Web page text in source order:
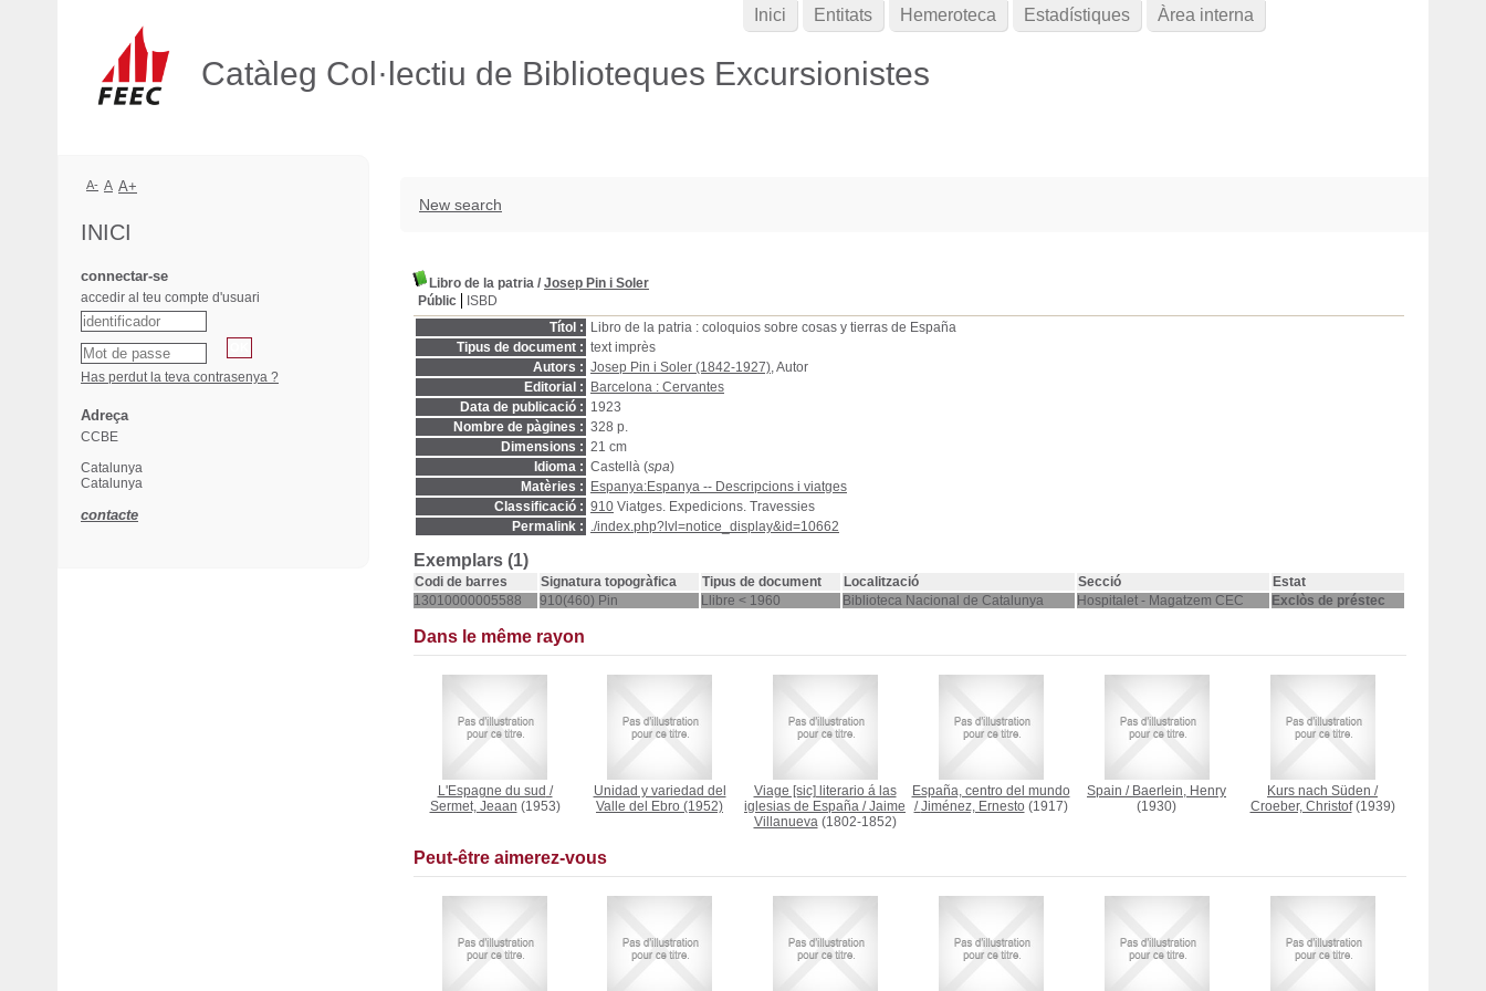
Catàleg Col·lectiu de Biblioteques Excursionistes
New search
Libro de la patria / Josep Pin i Soler
Públic
ISBD
Títol :
Libro de la patria : coloquios sobre cosas y tierras de España
Tipus de document : text imprès
Autors : Josep Pin i Soler (1842-1927), Autor
Editorial :
Barcelona : Cervantes
Data de publicació : 1923
Nombre de pàgines : 328 p.
Dimensions : 21 cm
Idioma : Castellà (spa)
Matèries :
Espanya:Espanya -- Descripcions i viatges
Classificació : 910 Viatges. Expedicions. Travessies
Permalink : ./index.php?lvl=notice_display&id=10662
Exemplars (1)
Codi de barres Signatura topogràfica Tipus de document Localització Secció
Estat
13010000005588
910(460) Pin Llibre < 1960 Biblioteca Nacional de Catalunya Hospitalet - Magatzem CEC Exclòs de préstec
Dans le même rayon
L'Espagne du sud /
Sermet, Jeaan (1953)
Unidad y variedad del
Valle del Ebro (1952)
Viage [sic] literario á las
iglesias de España /Jaime
Villanueva(1802-1852)
España, centro del mundo
/Jiménez, Ernesto(1917)
Spain / Baerlein, Henry
(1930)
Kurs nach Süden /
Croeber, Christof(1939)
Peut-être aimerez-vous
Inici Entitats Hemeroteca Estadístiques Àrea interna
A- A A+
INICI
connectar-se
accedir al teu compte d'usuari
Has perdut la teva contrasenya ?
Adreça
CCBE
Catalunya
Catalunya
contacte